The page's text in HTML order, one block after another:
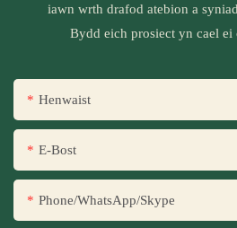
iawn wrth drafod atebion a
Bydd eich prosiect yn cael
Henwaist
E-Bost
Phone/WhatsApp/Skype